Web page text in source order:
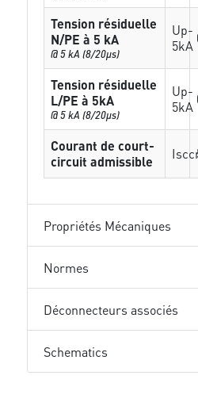
Tension résiduelle
N/PE à 5 kA
@ 5 kA (8/20µs)
Up-
5kA
Tension résiduelle
L/PE à 5kA
@ 5 kA (8/20µs)
Up-
5kA
Courant de court-
circuit admissible
Propriétés Mécaniques
Normes
Déconnecteurs associés
Schematics